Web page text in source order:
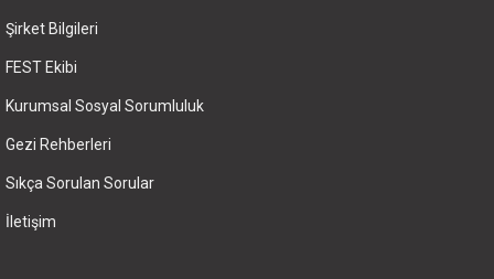
Şirket Bilgileri
FEST Ekibi
Kurumsal Sosyal Sorumluluk
Gezi Rehberleri
Sıkça Sorulan Sorular
İletişim